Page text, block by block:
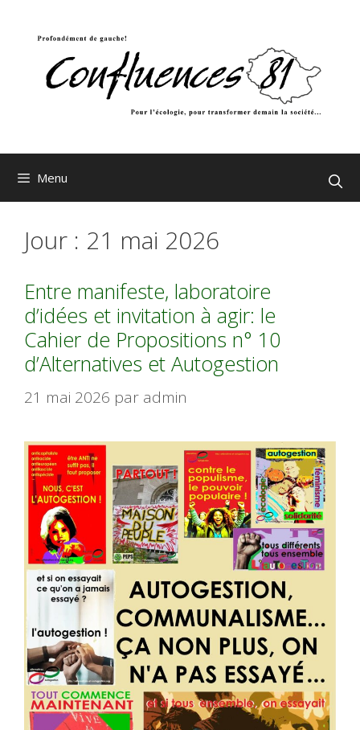
Menu
Jour : 21 mai 2026
Entre manifeste, laboratoire
d’idées et invitation à agir: le
Cahier de Propositions n° 10
d’Alternatives et Autogestion
21 mai 2026 par admin